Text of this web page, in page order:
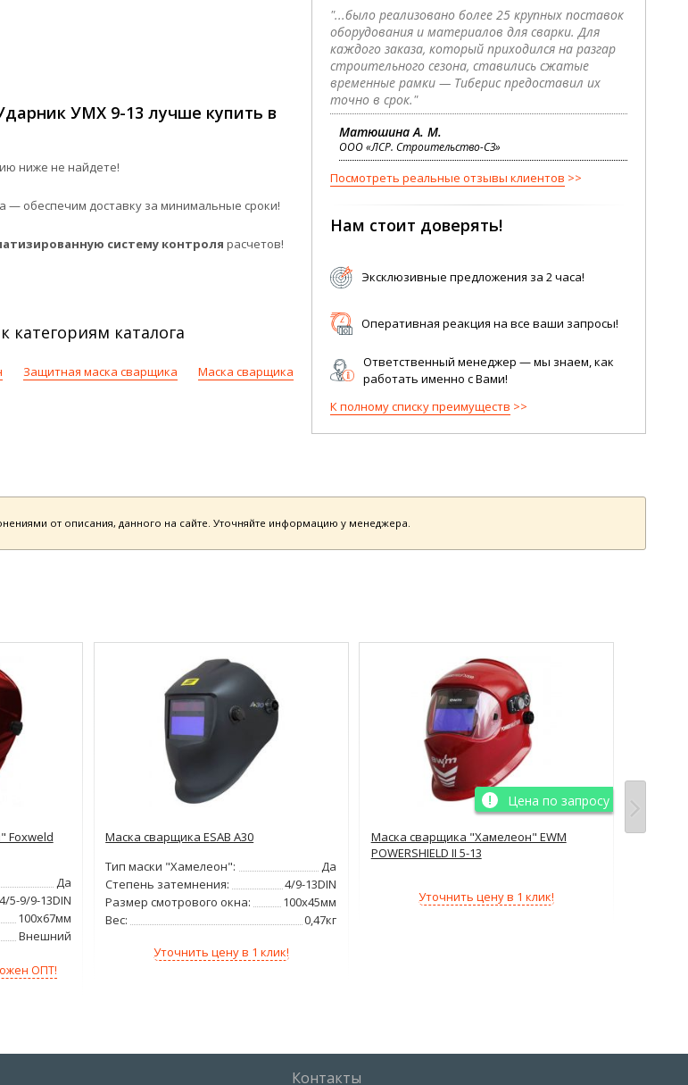
"...было реализовано более 25 крупных поставок
оборудования и материалов для сварки. Для
каждого заказа, который приходился на разгар
строительного сезона, ставились сжатые
временные рамки — Тиберис предоставил их
точно в срок."
Матюшина А. М.
ООО «ЛСР. Строительство-СЗ»
Посмотреть реальные отзывы клиентов
Нам стоит доверять!
Эксклюзивные предложения за 2 часа!
Оперативная реакция на все ваши запросы!
Ответственный менеджер — мы знаем, как
работать именно с Вами!
К полному списку преимуществ
УМХ 9-13 лучше купить в
ниже не найдете!
— обеспечим доставку за минимальные сроки!
систему контроля расчетов!
каталога
Защитная маска сварщика
Маска сварщика
от описания, данного на сайте. Уточняйте информацию у менеджера.
Foxweld
Да
4/5-9/9-13DIN
100х67мм
Внешний
ОПТ!
Маска сварщика ESAB A30
Тип маски "Хамелеон":
Да
Степень затемнения:
4/9-13DIN
Размер смотрового окна:
100x45мм
Вес:
0,47кг
Уточнить цену в 1 клик!
Цена по запросу
Маска сварщика "Хамелеон" EWM
POWERSHIELD II 5-13
Уточнить цену в 1 клик!
Маска
Контакты